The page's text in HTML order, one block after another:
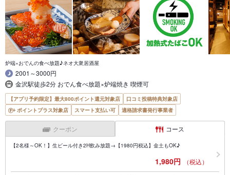
炉端×おでんの食べ放題♪ネオ大衆居酒屋
2001～3000円
金沢駅徒歩2分 おでん食べ放題×炉端焼き 喫煙可
【アプリ予約限定】最大800ポイント還元対象店
口コミ投稿特典対象店
ポイントプラス対象店
スマート支払い可 適格請求書発行事業者
クーポン コース
【2名様～OK！】生ビール付き2H飲み放題→【1980円税込】金土もOK♪
1,980円 （税込）